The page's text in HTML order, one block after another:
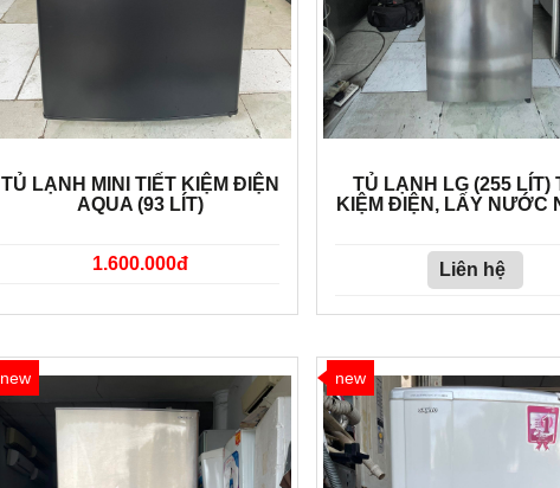
TỦ LẠNH MINI TIẾT KIỆM ĐIỆN
AQUA (93 LÍT)
1.600.000đ
TỦ LẠNH LG (255 LÍT)
KIỆM ĐIỆN, LẤY NƯỚC
Liên hệ
new new